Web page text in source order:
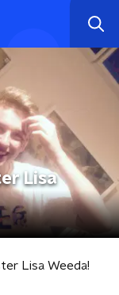
Lisa
Lisa Weeda!